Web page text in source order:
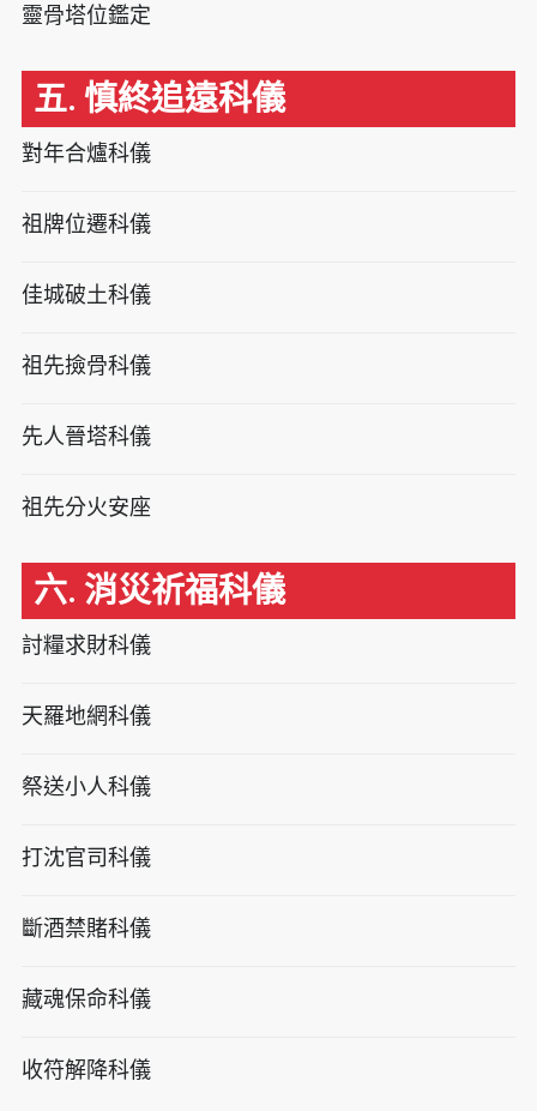
靈骨塔位鑑定
五. 慎終追遠科儀
對年合爐科儀
祖牌位遷科儀
佳城破土科儀
祖先撿骨科儀
先人晉塔科儀
祖先分火安座
六. 消災祈福科儀
討糧求財科儀
天羅地網科儀
祭送小人科儀
打沈官司科儀
斷酒禁賭科儀
藏魂保命科儀
收符解降科儀